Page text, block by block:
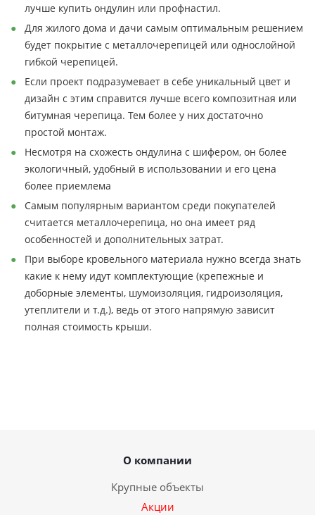
лучше купить ондулин или профнастил.
Для жилого дома и дачи самым оптимальным решением
будет покрытие с металлочерепицей или однослойной
гибкой черепицей.
Если проект подразумевает в себе уникальный цвет и
дизайн с этим справится лучше всего композитная или
битумная черепица. Тем более у них достаточно
простой монтаж.
Несмотря на схожесть ондулина с шифером, он более
экологичный, удобный в использовании и его цена
более приемлема
Самым популярным вариантом среди покупателей
считается металлочерепица, но она имеет ряд
особенностей и дополнительных затрат.
При выборе кровельного материала нужно всегда знать
какие к нему идут комплектующие (крепежные и
доборные элементы, шумоизоляция, гидроизоляция,
утеплители и т.д.), ведь от этого напрямую зависит
полная стоимость крыши.
О компании
Крупные объекты
Акции